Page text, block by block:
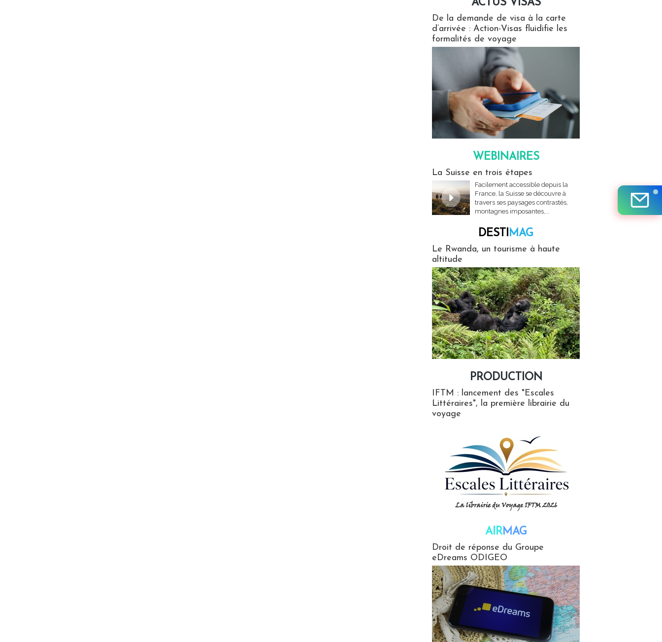
ACTUS VISAS
De la demande de visa à la carte
d’arrivée : Action-Visas fluidifie les
formalités de voyage
WEBINAIRES
La Suisse en trois étapes
Facilement accessible depuis la
France, la Suisse se découvre à
travers ses paysages contrastés,
montagnes imposantes,...
DESTIMAG
Le Rwanda, un tourisme à haute
altitude
PRODUCTION
IFTM : lancement des "Escales
Littéraires", la première librairie du
voyage
AIRMAG
Droit de réponse du Groupe
eDreams ODIGEO